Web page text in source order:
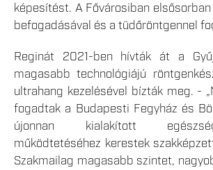
képesítést. A Fővárosiban
befogadásával és a tüdőröntgennel
Reginát 2021-ben hívták át a
magasabb technológiájú
ultrahang kezelésével bízták meg. -
fogadtak a Budapesti Fegyház és
újonnan kialakított
működtetéséhez kerestek
Szakmailag magasabb szintet,